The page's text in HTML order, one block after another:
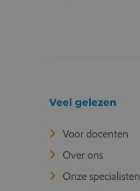
Veel gelezen
Voor docenten
Over ons
Onze specialisten